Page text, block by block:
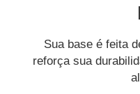
Sua base é feita
reforça sua